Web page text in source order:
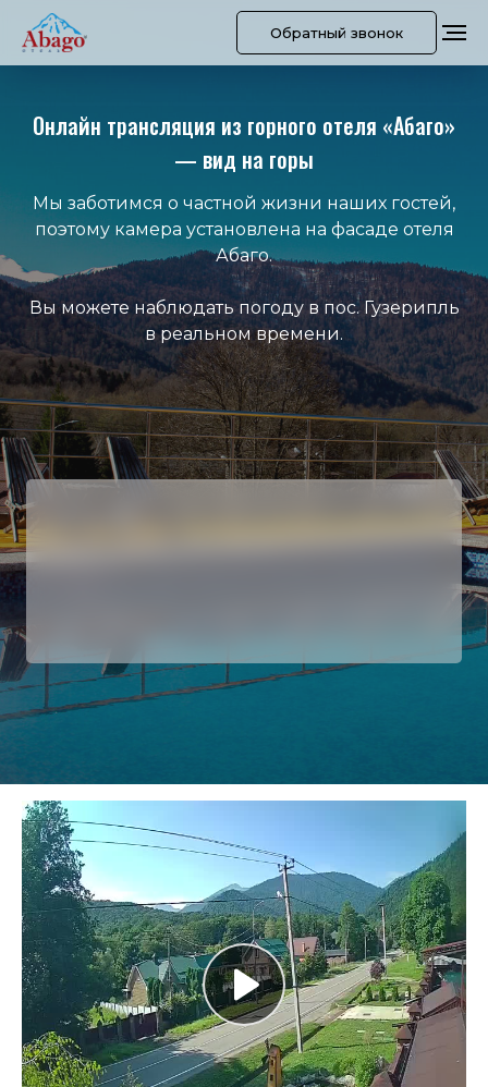
Обратный звонок
Онлайн трансляция из горного отеля «Абаго»
— вид на горы
Мы заботимся о частной жизни наших гостей,
поэтому камера установлена на фасаде отеля
Абаго.
Вы можете наблюдать погоду в пос. Гузерипль
в реальном времени.
Забронировать номер